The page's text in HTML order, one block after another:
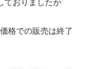
ておりましたが
格での販売は終了